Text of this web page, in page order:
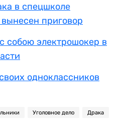
в спецшколе
приговор
собою электрошокер в
одноклассников
Уголовное дело Драка